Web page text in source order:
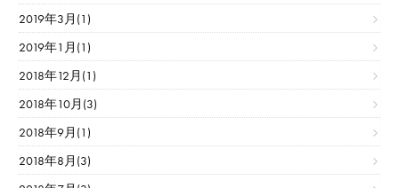
2019年3月(1)
2019年1月(1)
2018年12月(1)
2018年10月(3)
2018年9月(1)
2018年8月(3)